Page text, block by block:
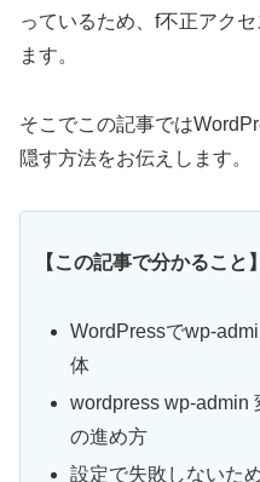
っているため、f不正アク
ます。
そこでこの記事では
隠す方法をお伝えします。
【この記事で分かること】
WordPressでwp-
体
wordpress wp-admin
の進め方
設定で失敗しないた